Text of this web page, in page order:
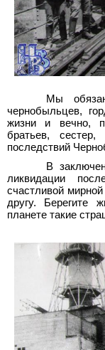
Мы
чернобыльцев,
жизни и вечно,
братьев,
последствий
В
ликвидации
счастливой
другу. Берегите
планете такие